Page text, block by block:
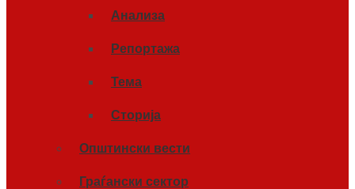
Анализа
Репортажа
Тема
Сторија
Општински вести
Граѓански сектор